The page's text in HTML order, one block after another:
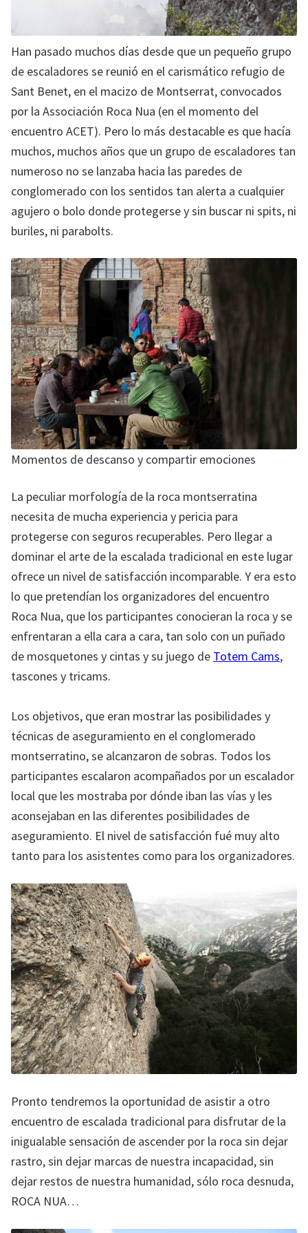
Han pasado muchos días desde que un pequeño grupo
de escaladores se reunió en el carismático refugio de
Sant Benet, en el macizo de Montserrat, convocados
por la Associación Roca Nua (en el momento del
encuentro ACET). Pero lo más destacable es que hacía
muchos, muchos años que un grupo de escaladores tan
numeroso no se lanzaba hacia las paredes de
conglomerado con los sentidos tan alerta a cualquier
agujero o bolo donde protegerse y sin buscar ni spits, ni
buriles, ni parabolts.
Momentos de descanso y compartir emociones
La peculiar morfología de la roca montserratina
necesita de mucha experiencia y pericia para
protegerse con seguros recuperables. Pero llegar a
dominar el arte de la escalada tradicional en este lugar
ofrece un nivel de satisfacción incomparable. Y era esto
lo que pretendían los organizadores del encuentro
Roca Nua, que los participantes conocieran la roca y se
enfrentaran a ella cara a cara, tan solo con un puñado
de mosquetones y cintas y su juego de Totem Cams,
tascones y tricams.
Los objetivos, que eran mostrar las posibilidades y
técnicas de aseguramiento en el conglomerado
montserratino, se alcanzaron de sobras. Todos los
participantes escalaron acompañados por un escalador
local que les mostraba por dónde iban las vías y les
aconsejaban en las diferentes posibilidades de
aseguramiento. El nivel de satisfacción fué muy alto
tanto para los asistentes como para los organizadores.
Pronto tendremos la oportunidad de asistir a otro
encuentro de escalada tradicional para disfrutar de la
inigualable sensación de ascender por la roca sin dejar
rastro, sin dejar marcas de nuestra incapacidad, sin
dejar restos de nuestra humanidad, sólo roca desnuda,
ROCA NUA…